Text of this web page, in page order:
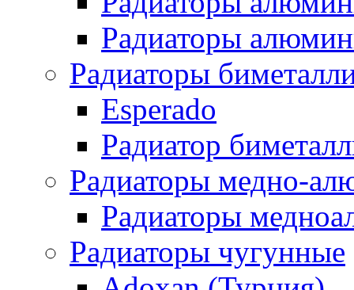
Радиаторы
Радиаторы
Esperado
Радиатор
Радиаторы медно-
Радиаторы
Радиаторы чугунные